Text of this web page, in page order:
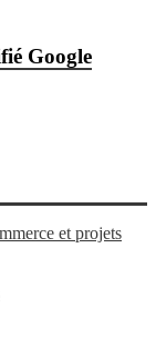
Google
et projets